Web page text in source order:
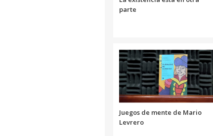
parte
Juegos de mente de Mario
Levrero